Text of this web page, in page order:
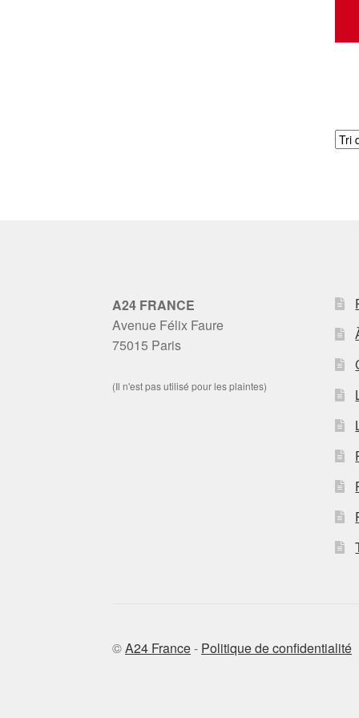
A24 FRANCE
Avenue Félix Faure
75015 Paris
(Il n'est pas utilisé pour les plaintes)
©A24 France- Politique de confidentialité